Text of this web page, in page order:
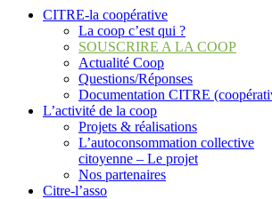
CITRE-la coopérative
La coop c’est qui ?
SOUSCRIRE A LA COOP
Actualité Coop
Questions/Réponses
Documentation CITRE
L’activité de la coop
Projets & réalisations
L’autoconsommation collective
citoyenne – Le projet
Nos partenaires
Citre-l’asso